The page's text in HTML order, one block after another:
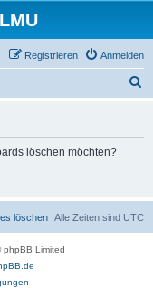
Anmelden
Registrieren
löschen möchten?
Alle Zeiten sind UTC
löschen
Limited